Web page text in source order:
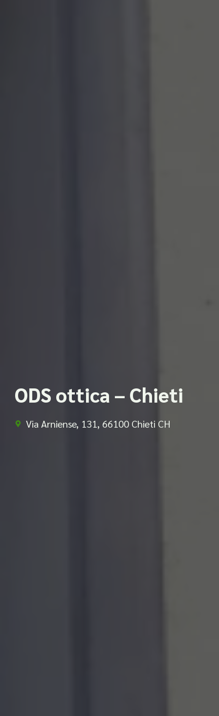
ODS ottica – Chieti
Via Arniense, 131, 66100 Chieti CH